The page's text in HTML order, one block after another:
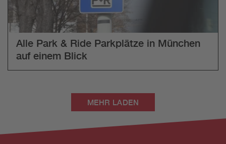
Alle Park & Ride Parkplätze in München
auf einem Blick
MEHR LADEN